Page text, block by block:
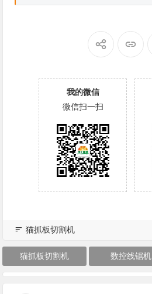
我的微信
微信扫一扫
猫抓板切割机
猫抓板切割机 数控线锯机